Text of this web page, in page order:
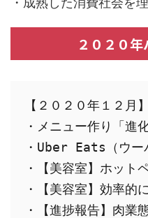
２０２０
【２０２０年１２月】
・メニュー作り「進
・Uber Eats（ウー
・【美容室】ホット
・【美容室】効率的
・【進捗報告】肉業